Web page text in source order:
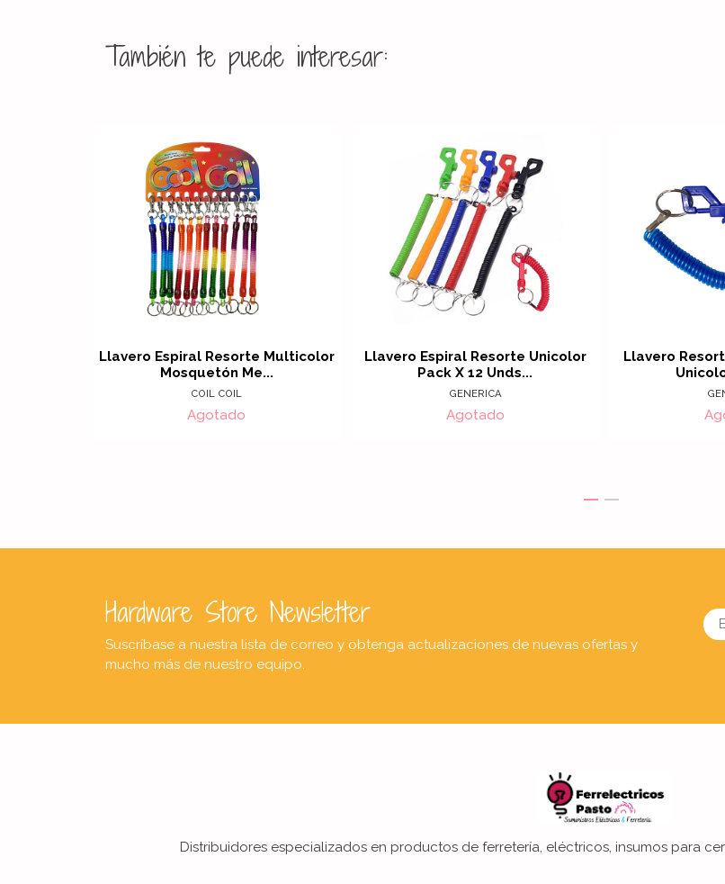
También te puede interesar:
Llavero Espiral Resorte Multicolor
Mosquetón Me...
COIL COIL
Agotado
Llavero Espiral Resorte Unicolor
Pack X 12 Unds...
GENERICA
Agotado
Llavero
Hardware Store Newsletter
Suscríbase a nuestra lista de correo y obtenga actualizaciones de nuevas ofertas y
mucho más de nuestro equipo.
Distribuidores especializados en productos de ferretería, eléctricos, insumos para